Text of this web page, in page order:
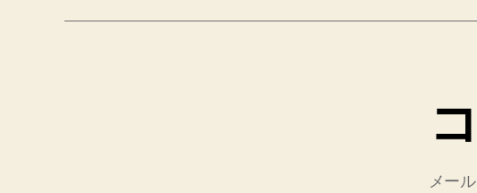
メー